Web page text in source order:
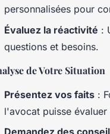
personnalisées pour
Évaluez la réactivité :
questions et besoins.
de Votre Situation
Présentez vos faits :
l'avocat puisse
Demandez des